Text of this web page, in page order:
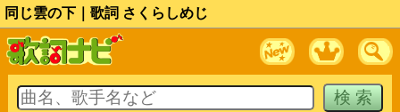
同じ雲の下｜歌詞 さくらしめじ